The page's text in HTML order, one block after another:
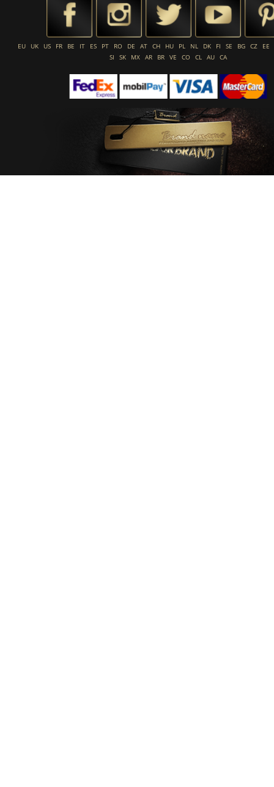
EU UK US FR BE IT ES PT RO DE AT CH HU PL NL DK FI SE BG CZ
EE
SI
SK MX AR BR VE CO CL AU CA